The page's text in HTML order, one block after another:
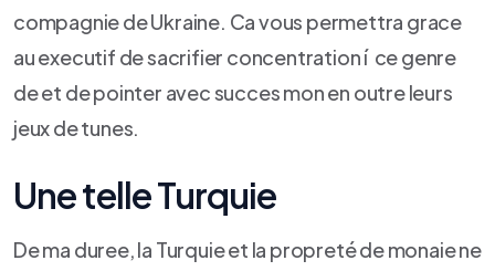
compagnie de Ukraine. Ca vous permettra grace
au executif de sacrifier concentration í ce genre
de et de pointer avec succes mon en outre leurs
jeux de tunes.
Une telle Turquie
De ma duree, la Turquie et la propreté de monaie ne